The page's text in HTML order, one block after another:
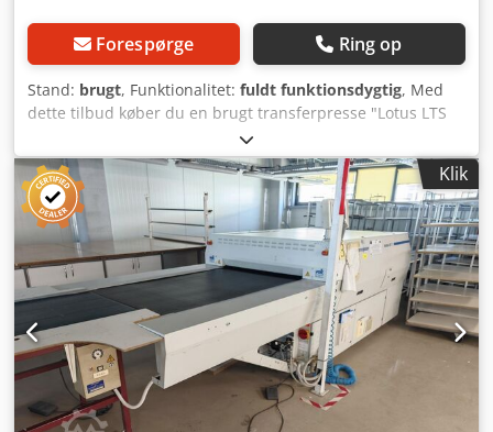
Forespørge Ring op
Stand: brugt, Funktionalitet: fuldt funktionsdygtig, Med
dette tilbud køber du en brugt transferpresse "Lotus LTS
14". Salgsobjekt: 1x Lotus LTS 14: Stand: Dette tilbud
omfatter en brugt enhed, som kan have brugsspor (mindre
ridser eller gulfarvning). Enheden er testet for funktion.
Emballage og forsendelse: Crjdpfx Aeywtz Aoniof Du er
velkommen til at besigtige enheden inden for vores
åbningstider. Aftal venligst en tid! Søegnet emballage og
verdensomspændende forsendelse kan tilbydes på
forespørgsel! For nærmere oplysninger er du naturligvis
velkommen til at kontakte os personligt.
Klik